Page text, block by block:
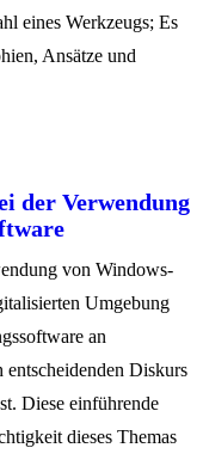
eines Werkzeugs; Es
Ansätze und
der Verwendung
von Windows-
Umgebung
an
Diskurs
Diese einführende
dieses Themas